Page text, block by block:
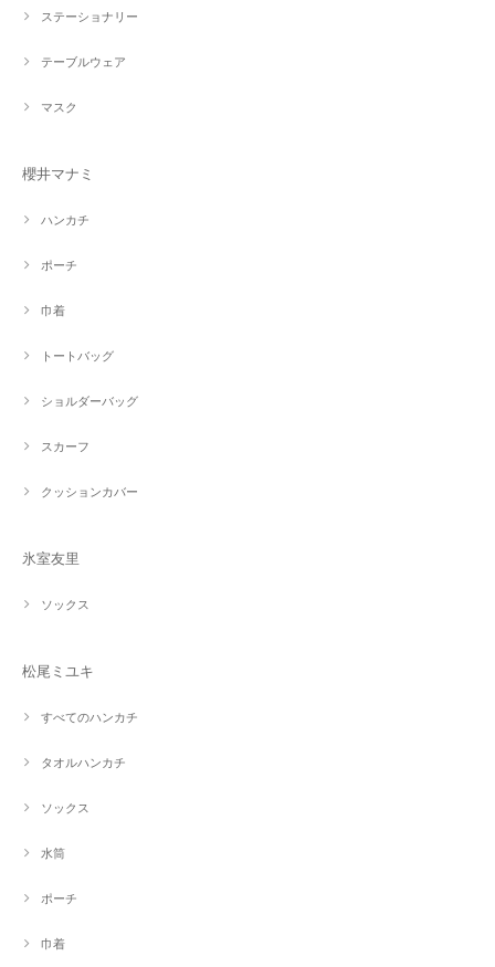
ステーショナリー
テーブルウェア
マスク
櫻井マナミ
ハンカチ
ポーチ
巾着
トートバッグ
ショルダーバッグ
スカーフ
クッションカバー
氷室友里
ソックス
松尾ミユキ
すべてのハンカチ
タオルハンカチ
ソックス
水筒
ポーチ
巾着